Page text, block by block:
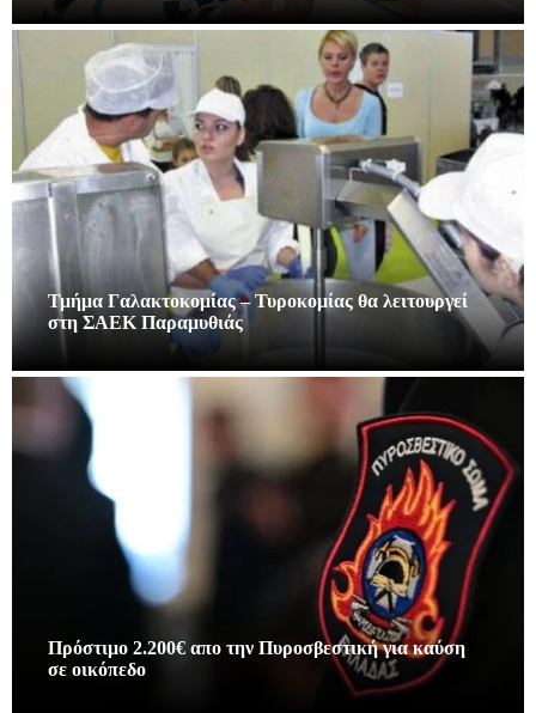
Τμήμα Γαλακτοκομίας – Τυροκομίας θα λειτουργεί
στη ΣΑΕΚ Παραμυθιάς
Πρόστιμο 2.200€ απο την Πυροσβεστική για καύση
σε οικόπεδο